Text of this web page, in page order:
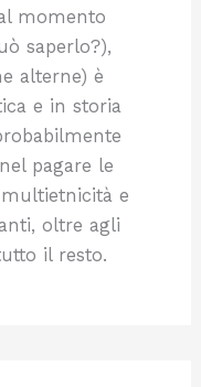
momento
saperlo?),
alterne) è
e in storia
pagare le
e
oltre agli
il resto.